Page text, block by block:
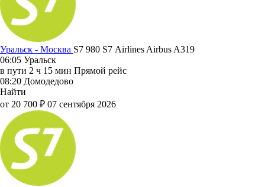
Уральск - Москва S7 980 S7 Airlines Airbus A319
06:05 Уральск
в пути 2 ч 15 мин Прямой рейс
08:20 Домодедово
Найти
от 20 700 ₽ 07 сентября 2026